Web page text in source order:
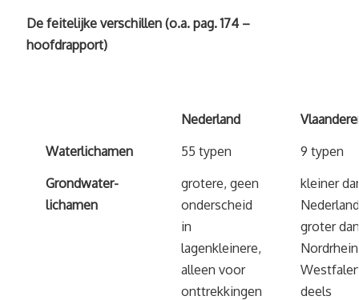
De feitelijke verschillen (o.a. pag. 174 –
hoofdrapport)
Nederland
Waterlichamen
55 typen
9 typen
Grondwater-
lichamen
grotere, geen
onderscheid
in
lagenkleinere,
alleen voor
onttrekkingen
kleiner
groter dan
deels